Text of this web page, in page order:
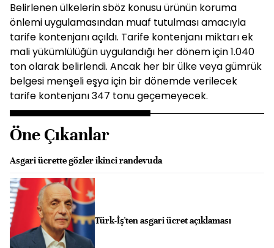
Belirlenen ülkelerin sböz konusu ürünün koruma
önlemi uygulamasından muaf tutulması amacıyla
tarife kontenjanı açıldı. Tarife kontenjanı miktarı ek
mali yükümlülüğün uygulandığı her dönem için 1.040
ton olarak belirlendi. Ancak her bir ülke veya gümrük
belgesi menşeli eşya için bir dönemde verilecek
tarife kontenjanı 347 tonu geçemeyecek.
Öne Çıkanlar
Asgari ücrette gözler ikinci randevuda
Türk-İş'ten asgari ücret açıklaması